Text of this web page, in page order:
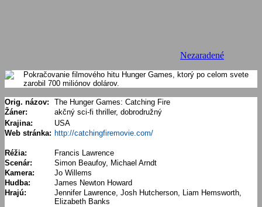
Nezaradené
Pokračovanie filmového hitu Hunger Games, ktorý po celom svete
zarobil 700 miliónov dolárov.
Orig. názov:
The Hunger Games: Catching Fire
Žáner:
akčný sci-fi thriller, dobrodružný
Krajina:
USA
Web stránka: http://catchingfiremovie.com/
Réžia:
Francis Lawrence
Scenár:
Simon Beaufoy, Michael Arndt
Kamera:
Jo Willems
Hudba:
James Newton Howard
Hrajú:
Jennifer Lawrence, Josh Hutcherson, Liam Hemsworth,
Elizabeth Banks